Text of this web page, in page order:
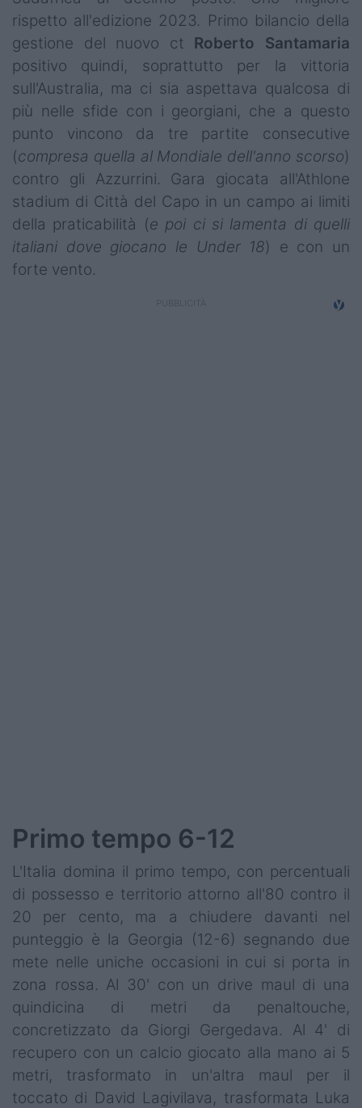
Mercato
Serie A Elite
Campionati
Serie A
Serie B
Serie C
Femminile
rispetto all'edizione 2023. Primo bilancio della
gestione del nuovo ct Roberto Santamaria
positivo quindi, soprattutto per la vittoria
sull'Australia, ma ci sia aspettava qualcosa di
più nelle sfide con i georgiani, che a questo
punto vincono da tre partite consecutive
(compresa quella al Mondiale dell'anno scorso)
contro gli Azzurrini. Gara giocata all'Athlone
stadium di Città del Capo in un campo ai limiti
della praticabilità (e poi ci si lamenta di quelli
italiani dove giocano le Under 18) e con un
forte vento.
Primo tempo 6-12
L'Italia domina il primo tempo, con percentuali
di possesso e territorio attorno all'80 contro il
20 per cento, ma a chiudere davanti nel
punteggio è la Georgia (12-6) segnando due
mete nelle uniche occasioni in cui si porta in
zona rossa. Al 30' con un drive maul di una
quindicina di metri da penaltouche,
concretizzato da Giorgi Gergedava. Al 4' di
recupero con un calcio giocato alla mano ai 5
metri, trasformato in un'altra maul per il
toccato di David Lagivilava, trasformata Luka